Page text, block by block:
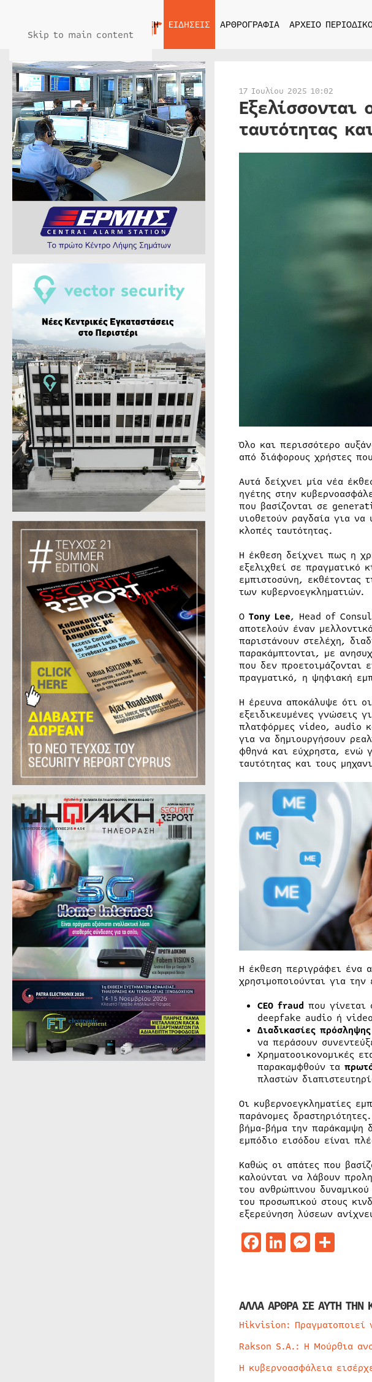
Skip to main content
ΑΡΧΙΚΗ ΕΙΔΗΣΕΙΣ ΑΡΘΡΟΓΡΑΦΙΑ ΑΡΧΕΙΟ
17 Ιουλίου 2025 10:02
ταυτότητας
Όλο και περισσότερο
από διάφορους χρήστες
Αυτά δείχνει μία νέα
ηγέτης στην
που βασίζονται σε
υιοθετούν ραγδαία για να
κλοπές ταυτότητας.
Η έκθεση δείχνει πως η
εξελιχθεί σε πραγματικό
εμπιστοσύνη, εκθέτοντας
των κυβερνοεγκληματιών.
Ο Tony Lee, Head of
αποτελούν έναν
παριστάνουν στελέχη,
παρακάμπτονται, με
που δεν προετοιμάζονται
πραγματικό, η ψηφιακή
Η έρευνα αποκάλυψε ότι
εξειδικευμένες γνώσεις
πλατφόρμες video, audio
για να δημιουργήσουν
φθηνά και εύχρηστα, ενώ
ταυτότητας και τους
Η έκθεση περιγράφει ένα
χρησιμοποιούνται για
CEO fraud που γίνεται
deepfake audio ή
Διαδικασίες πρόσληψης
να περάσουν
Χρηματοοικονομικές
παρακαμφθούν τα
πλαστών
Οι κυβερνοεγκληματίες
παράνομες
βήμα-βήμα την παράκαμψη
εμπόδιο εισόδου είναι
Καθώς οι απάτες που
καλούνται να λάβουν
του ανθρώπινου
του προσωπικού στους
εξερεύνηση λύσεων
Facebook
LinkedIn
ΑΛΛΑ ΑΡΘΡΑ ΣΕ ΑΥΤΗ ΤΗΝ
Hikvision:
Rakson S.A.: Η Μούρθια
Η κυβερνοασφάλεια